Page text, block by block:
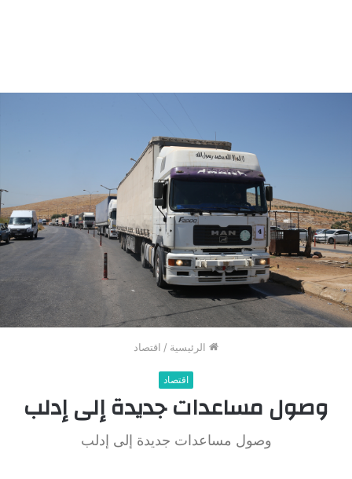
الرئيسية / اقتصاد
اقتصاد
وصول مساعدات جديدة إلى إدلب
وصول مساعدات جديدة إلى إدلب